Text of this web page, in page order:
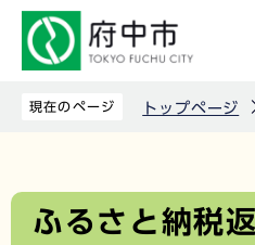
先
現在のページ トップページ
文
ふるさと納税